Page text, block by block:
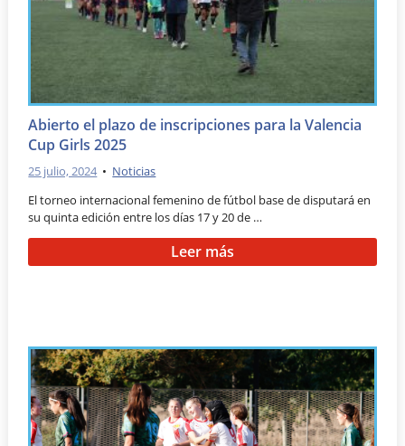
Abierto el plazo de inscripciones para la Valencia
Cup Girls 2025
25 julio, 2024 • Noticias
El torneo internacional femenino de fútbol base de disputará en
su quinta edición entre los días 17 y 20 de …
Leer más